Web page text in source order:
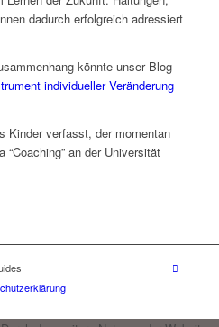
dadurch erfolgreich adressiert
könnte unser Blog
individueller Veränderung
Kinder verfasst, der momentan
an der Universität